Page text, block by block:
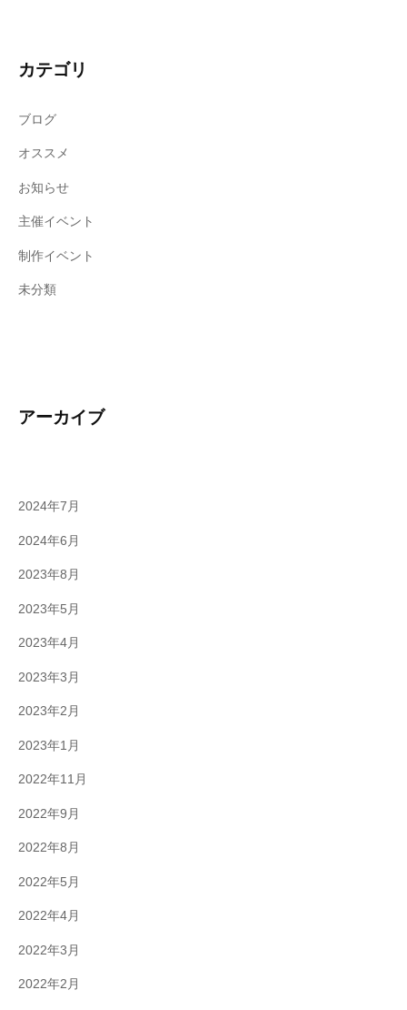
カテゴリ
ブログ
オススメ
お知らせ
主催イベント
制作イベント
未分類
アーカイブ
2024年7月
2024年6月
2023年8月
2023年5月
2023年4月
2023年3月
2023年2月
2023年1月
2022年11月
2022年9月
2022年8月
2022年5月
2022年4月
2022年3月
2022年2月